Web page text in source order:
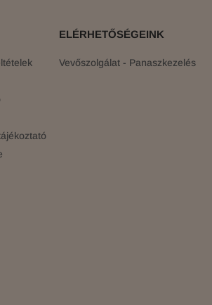
ELÉRHETŐSÉGEINK
Vevőszolgálat - Panaszkezelés